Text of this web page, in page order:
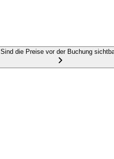
Sind die Preise vor der Buchung